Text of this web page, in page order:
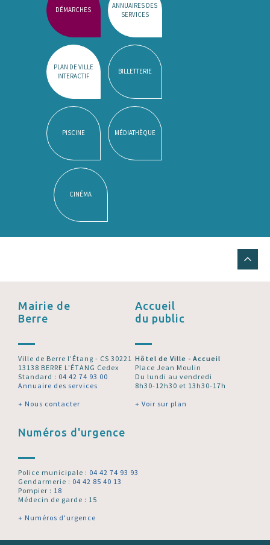
DÉMARCHES
ANNUAIRES DES
SERVICES
PLAN DE VILLE
INTERACTIF
BILLETTERIE
PISCINE MÉDIATHÈQUE
CINÉMA
Mairie de
Berre
Ville de Berre l’Étang - CS 30221
13138 BERRE L'ÉTANG Cedex
Standard : 04 42 74 93 00
Annuaire des services
+ Nous contacter
Accueil
du public
Hôtel de Ville - Accueil
Place Jean Moulin
Du lundi au vendredi
8h30-12h30 et 13h30-17h
+ Voir sur plan
Numéros d'urgence
Police municipale : 04 42 74 93 93
Gendarmerie : 04 42 85 40 13
Pompier : 18
Médecin de garde : 15
+ Numéros d'urgence